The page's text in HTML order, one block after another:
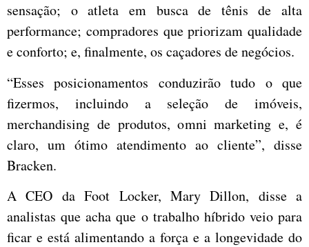
sensação; o atleta em busca de tênis de alta
performance; compradores que priorizam qualidade
e conforto; e, finalmente, os caçadores de negócios.
“Esses posicionamentos conduzirão tudo o que
fizermos, incluindo a seleção de imóveis,
merchandising de produtos, omni marketing e, é
claro, um ótimo atendimento ao cliente”, disse
Bracken.
A CEO da Foot Locker, Mary Dillon, disse a
analistas que acha que o trabalho híbrido veio para
ficar e está alimentando a força e a longevidade do